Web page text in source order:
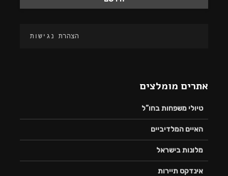
הצהרת נגישות
אתרים מומלצים
טיולי משפחות בחו”ל
האיים המלדיביים
מלונות בישראל
אינדקס תיירות